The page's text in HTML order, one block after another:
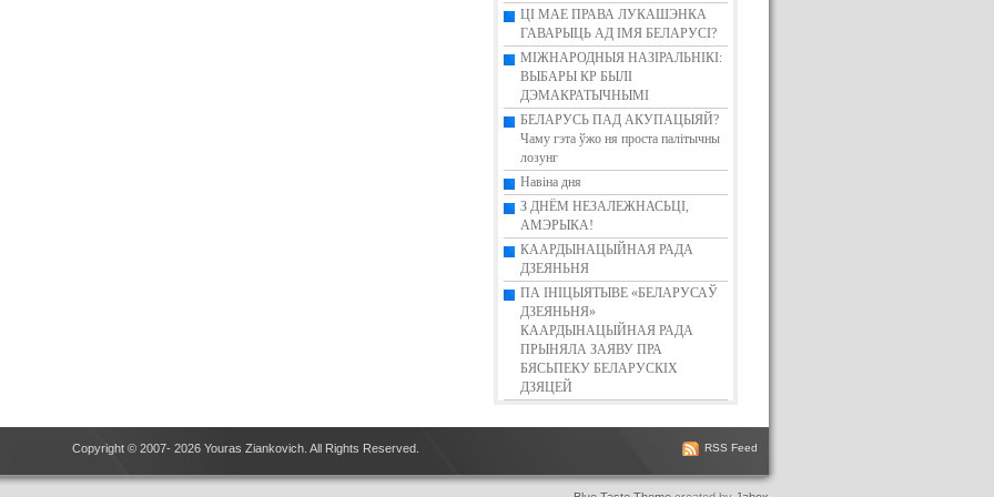
ЦІ МАЕ ПРАВА ЛУКАШЭНКА
ГАВАРЫЦЬ АД ІМЯ БЕЛАРУСІ?
МІЖНАРОДНЫЯ НАЗІРАЛЬНІКІ:
ВЫБАРЫ КР БЫЛІ
ДЭМАКРАТЫЧНЫМІ
БЕЛАРУСЬ ПАД АКУПАЦЫЯЙ?
Чаму гэта ўжо ня проста палітычны
лозунг
Навіна дня
З ДНЁМ НЕЗАЛЕЖНАСЬЦІ,
АМЭРЫКА!
КААРДЫНАЦЫЙНАЯ РАДА
ДЗЕЯНЬНЯ
ПА ІНІЦЫЯТЫВЕ «БЕЛАРУСАЎ
ДЗЕЯНЬНЯ»
КААРДЫНАЦЫЙНАЯ РАДА
ПРЫНЯЛА ЗАЯВУ ПРА
БЯСЬПЕКУ БЕЛАРУСКІХ
ДЗЯЦЕЙ
Copyright © 2007- 2026 Youras Ziankovich. All Rights Reserved. RSS Feed